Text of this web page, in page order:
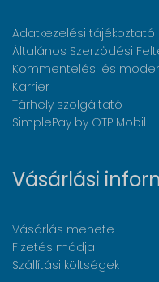
Adatkezelési tájékoztató
Általános Szerződési
Kommentelési és
Karrier
Tárhely szolgáltató
SimplePay by OTP Mobil
Vásárlási
Vásárlás menete
Fizetés módja
Szállítási költségek